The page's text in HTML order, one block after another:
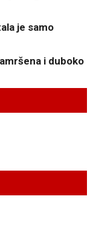
je samo
i duboko